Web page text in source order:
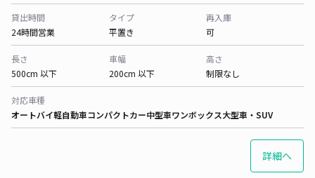
貸出時間
24時間営業
タイプ
平置き
再入庫
可
長さ
500cm 以下
車幅
200cm 以下
高さ
制限なし
対応車種
オートバイ軽自動車コンパクトカー中型車ワンボックス大型車・SUV
詳細へ